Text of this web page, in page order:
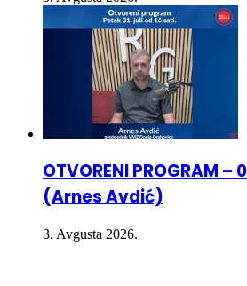
OTVORENI PROGRAM –
(Arnes Avdić)
3. Avgusta 2026.